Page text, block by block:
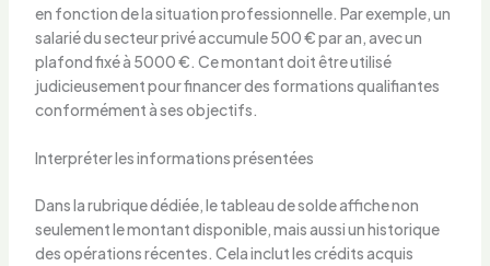
en fonction de la situation professionnelle. Par exemple, un
salarié du secteur privé accumule 500 € par an, avec un
plafond fixé à 5000 €. Ce montant doit être utilisé
judicieusement pour financer des formations qualifiantes
conformément à ses objectifs.
Interpréter les informations présentées
Dans la rubrique dédiée, le tableau de solde affiche non
seulement le montant disponible, mais aussi un historique
des opérations récentes. Cela inclut les crédits acquis